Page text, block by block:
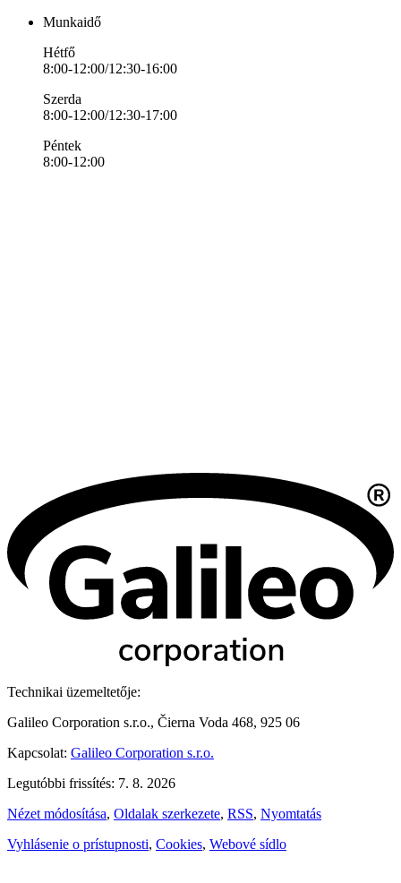
Munkaidő
Hétfő
8:00-12:00/12:30-16:00
Szerda
8:00-12:00/12:30-17:00
Péntek
8:00-12:00
Technikai üzemeltetője:
Galileo Corporation s.r.o., Čierna Voda 468, 925 06
Kapcsolat: Galileo Corporation s.r.o.
Legutóbbi frissítés: 7. 8. 2026
Nézet módosítása, Oldalak szerkezete, RSS, Nyomtatás
Vyhlásenie o prístupnosti, Cookies, Webové sídlo